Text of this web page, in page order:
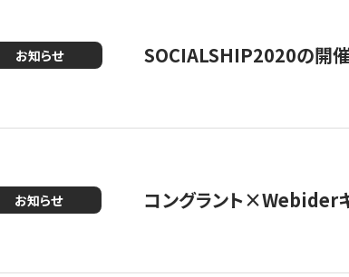
お知らせ SOCIALSHIP2020の開
お知らせ コングラント×Webider